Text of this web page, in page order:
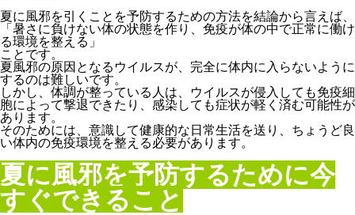
夏に風邪を引くことを予防するための方法を結論から言えば、
「暑さに負けない体の状態を作り、免疫が体の中で正常に働け
る環境を整える」
ことです。
夏風邪の原因となるウイルスが、完全に体内に入らないように
するのは難しいです。
しかし、体調が整っている人は、ウイルスが侵入しても免疫細
胞によって撃退できたり、感染しても症状が軽く済む可能性が
あります。
そのためには、意識して健康的な日常生活を送り、ちょうど良
い体内の免疫環境を整える必要があります。
夏に風邪を予防するために今
すぐできること